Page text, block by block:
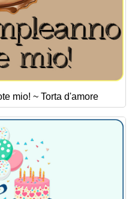
mio! ~ Torta d'amore